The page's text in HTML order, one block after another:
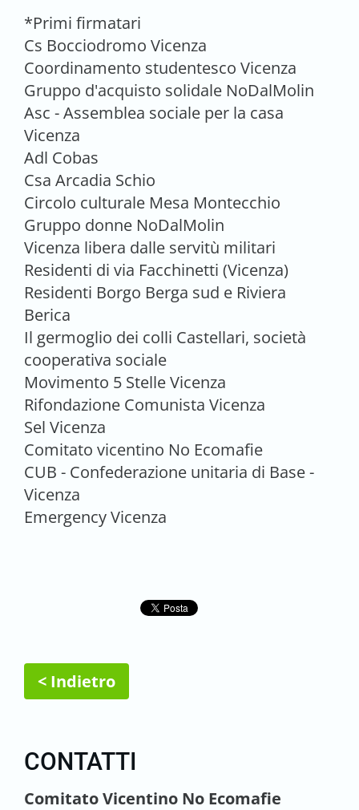
*Primi firmatari
Cs Bocciodromo Vicenza
Coordinamento studentesco Vicenza
Gruppo d'acquisto solidale NoDalMolin
Asc - Assemblea sociale per la casa
Vicenza
Adl Cobas
Csa Arcadia Schio
Circolo culturale Mesa Montecchio
Gruppo donne NoDalMolin
Vicenza libera dalle servitù militari
Residenti di via Facchinetti (Vicenza)
Residenti Borgo Berga sud e Riviera
Berica
Il germoglio dei colli Castellari, società
cooperativa sociale
Movimento 5 Stelle Vicenza
Rifondazione Comunista Vicenza
Sel Vicenza
Comitato vicentino No Ecomafie
CUB - Confederazione unitaria di Base -
Vicenza
Emergency Vicenza
< Indietro
CONTATTI
Comitato Vicentino No Ecomafie